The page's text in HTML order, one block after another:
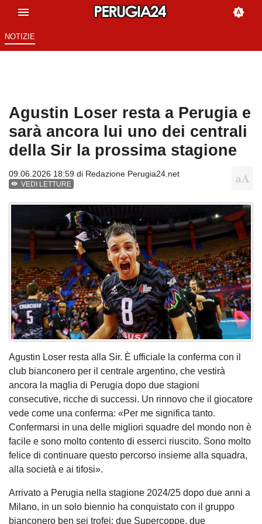
NOTIZIE
Agustin Loser resta a Perugia e
sarà ancora lui uno dei centrali
della Sir la prossima stagione
09.06.2026 18:59 di Redazione Perugia24.net
VEDI LETTURE
Agustin Loser resta alla Sir. È ufficiale la conferma con il
club bianconero per il centrale argentino, che vestirà
ancora la maglia di Perugia dopo due stagioni
consecutive, ricche di successi. Un rinnovo che il giocatore
vede come una conferma: «Per me significa tanto.
Confermarsi in una delle migliori squadre del mondo non è
facile e sono molto contento di esserci riuscito. Sono molto
felice di continuare questo percorso insieme alla squadra,
alla società e ai tifosi».
Arrivato a Perugia nella stagione 2024/25 dopo due anni a
Milano, in un solo biennio ha conquistato con il gruppo
bianconero ben sei trofei: due Supercoppe, due